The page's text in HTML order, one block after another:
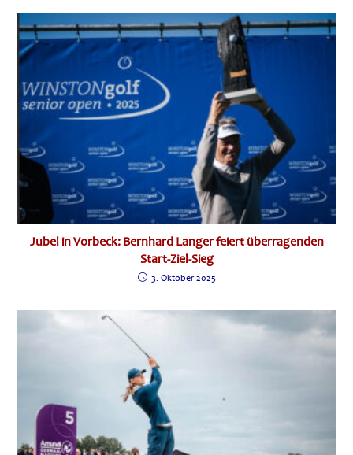
Jubel in Vorbeck: Bernhard Langer feiert überragenden
Start-Ziel-Sieg
3. Oktober 2025